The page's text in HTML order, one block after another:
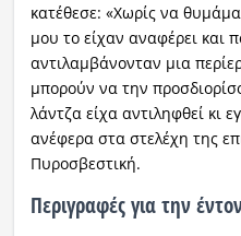
κατέθεσε: «Χωρίς να
μου το είχαν αναφέρει και
αντιλαμβάνονταν μια
μπορούν να την
λάντζα είχα αντιληφθεί κι
ανέφερα στα στελέχη της
Πυροσβεστική.
Περιγραφές για την